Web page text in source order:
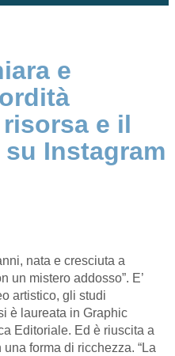
e
e il
Instagram
nata e cresciuta a
un mistero addosso”. E’
artistico, gli studi
è laureata in Graphic
Editoriale. Ed è riuscita a
forma di ricchezza. “La